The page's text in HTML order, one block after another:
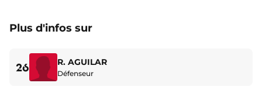
Plus d'infos sur
26 R. AGUILAR
Défenseur